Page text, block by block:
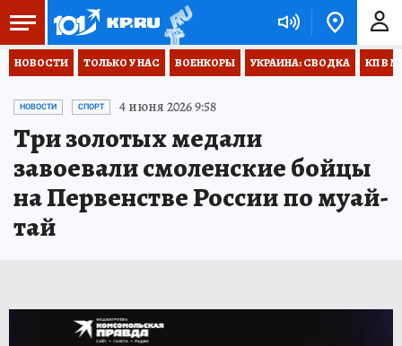
НОВОСТИ ТОЛЬКО У НАС ВОЕНКОРЫ УКРАИНА: СВОДКА КП В
НОВОСТИ СПОРТ 4 июня 2026 9:58
Три золотых медали
завоевали смоленские бойцы
на Первенстве России по муай-
тай